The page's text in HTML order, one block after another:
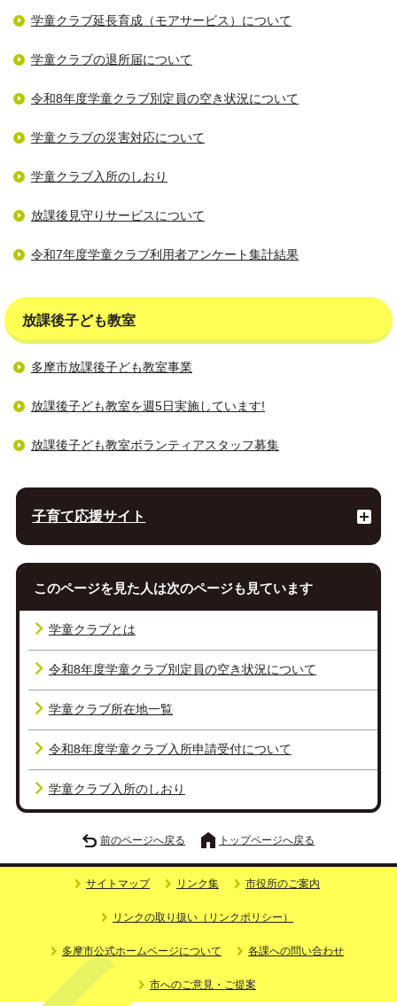
学童クラブ延長育成（モアサービス）について
学童クラブの退所届について
令和8年度学童クラブ別定員の空き状況について
学童クラブの災害対応について
学童クラブ入所のしおり
放課後見守りサービスについて
令和7年度学童クラブ利用者アンケート集計結果
放課後子ども教室
多摩市放課後子ども教室事業
放課後子ども教室を週5日実施しています!
放課後子ども教室ボランティアスタッフ募集
子育て応援サイト
このページを見た人は次のページも見ています
学童クラブとは
令和8年度学童クラブ別定員の空き状況について
学童クラブ所在地一覧
令和8年度学童クラブ入所申請受付について
学童クラブ入所のしおり
前のページへ戻る トップページへ戻る
サイトマップ リンク集 市役所のご案内
リンクの取り扱い（リンクポリシー）
多摩市公式ホームページについて 各課への問い合わせ
市へのご意見・ご提案